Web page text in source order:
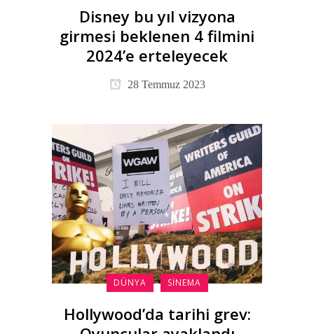
Disney bu yıl vizyona
girmesi beklenen 4 filmini
2024’e erteleyecek
28 Temmuz 2023
DÜNYA SINEMA
Hollywood’da tarihi grev: